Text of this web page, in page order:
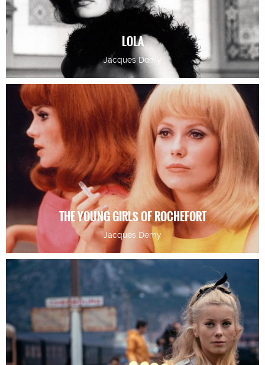
LOLA
Jacques Demy
THE YOUNG GIRLS OF ROCHEFORT
Jacques Demy